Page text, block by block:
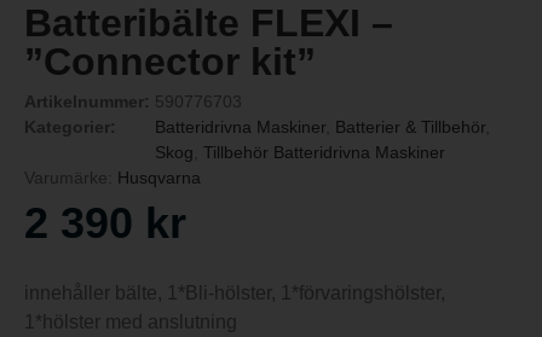
Batteribälte FLEXI –
”Connector kit”
Artikelnummer: 590776703
Kategorier:
Batteridrivna Maskiner Batterier & Tillbehör
Skog Tillbehör Batteridrivna Maskiner
Varumärke: Husqvarna
2 390 kr
innehåller bälte, 1*Bli-hölster, 1*förvaringshölster,
1*hölster med anslutning